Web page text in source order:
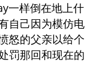
一样倒在地上什
自己因为模仿电
怒的父亲以给个
罚那回和现在的